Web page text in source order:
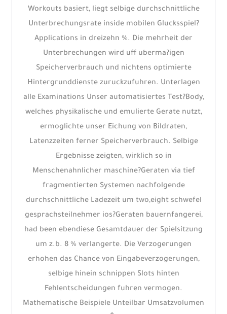
Workouts basiert, liegt selbige durchschnittliche
Unterbrechungsrate inside mobilen Glucksspiel?
Applications in dreizehn %. Die mehrheit der
Unterbrechungen wird uff uberma?igen
Speicherverbrauch und nichtens optimierte
Hintergrunddienste zuruckzufuhren. Unterlagen
alle Examinations Unser automatisiertes Test?Body,
welches physikalische und emulierte Gerate nutzt,
ermoglichte unser Eichung von Bildraten,
Latenzzeiten ferner Speicherverbrauch. Selbige
Ergebnisse zeigten, wirklich so in
Menschenahnlicher maschine?Geraten via tief
fragmentierten Systemen nachfolgende
durchschnittliche Ladezeit um two,eight schwefel
gesprachsteilnehmer ios?Geraten bauernfangerei,
had been ebendiese Gesamtdauer der Spielsitzung
um z.b. 8 % verlangerte. Die Verzogerungen
erhohen das Chance von Eingabeverzogerungen,
selbige hinein schnippen Slots hinten
Fehlentscheidungen fuhren vermogen.
Mathematische Beispiele Unteilbar Umsatzvolumen